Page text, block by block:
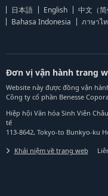
日本語 English 中文（简
Bahasa Indonesia
ภาษาไ
Đơn vị vận hành trang
Website này được đồng vận
Công ty cổ phần Benesse
Hiệp hội Văn hóa Sinh Viên
tế
113-8642, Tokyo-to Bunkyo-ku
Khái niệm về trang web